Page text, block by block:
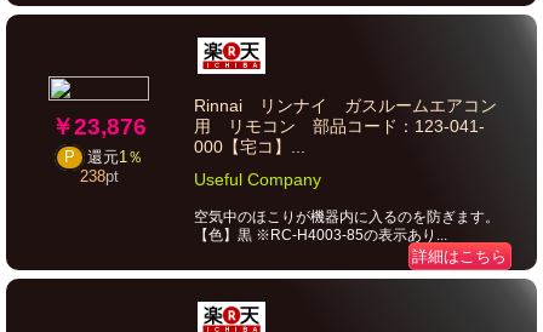
￥23,876
P 還元1％
238pt
Rinnai リンナイ ガスルームエアコン
用 リモコン 部品コード：123-041-
000【宅コ】...
Useful Company
空気中のほこりが機器内に入るのを防ぎます。
【色】黒 ※RC-H4003-85の表示あり...
詳細はこちら